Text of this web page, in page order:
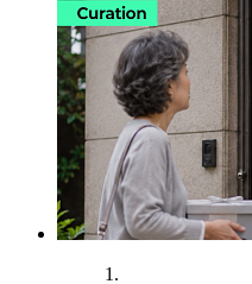
1.